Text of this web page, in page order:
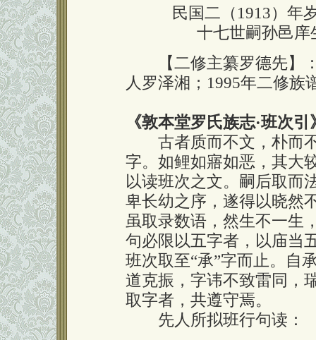
民国二（1913）年
十七世嗣孙邑
【二修主纂罗德先】：
人罗泽湘；1995年二修族
《敦本堂罗氏族志·班次引
古者质而不文，朴而不
字。如鲤如寤如恶，其大
以读班次之文。嗣后取而
卑长幼之序，遂得以晓然
虽取录数语，然生不一生
句必限以五字者，以庙当
班次取至“承”字而止。自
道克振，字讳不致雷同，
取字者，共遵守焉。
先人所拟班行句读：